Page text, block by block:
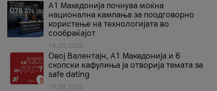
A1 Македонија почнува моќна
национална кампања за поодговорно
користење на технологијата во
сообраќајот
18.05.2026
Овој Валентајн, A1 Македонија и 6
скопски кафулиња ја отворија темата за
safe dating
16.02.2026